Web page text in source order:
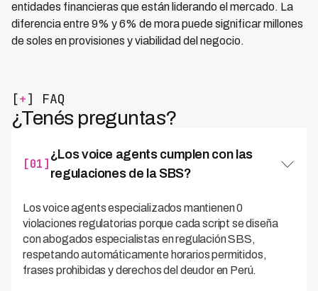
entidades financieras que están liderando el mercado. La
diferencia entre 9% y 6% de mora puede significar millones
de soles en provisiones y viabilidad del negocio.
[+] FAQ
¿Tenés preguntas?
[01]
¿Los voice agents cumplen con las
regulaciones de la SBS?
Los voice agents especializados mantienen 0
violaciones regulatorias porque cada script se diseña
con abogados especialistas en regulación SBS,
respetando automáticamente horarios permitidos,
frases prohibidas y derechos del deudor en Perú.